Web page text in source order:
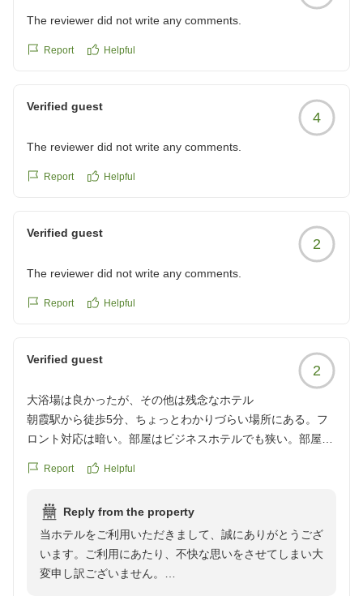
The reviewer did not write any comments.
Report Helpful
Verified guest
4
The reviewer did not write any comments.
Report Helpful
Verified guest
2
The reviewer did not write any comments.
Report Helpful
Verified guest
2
大浴場は良かったが、その他は残念なホテル
朝霞駅から徒歩5分、ちょっとわかりづらい場所にある。フ
ロント対応は暗い。部屋はビジネスホテルでも狭い。部屋に
お茶、コーヒーなし。フロントにもなし。セキュリティは入
必要。最上階の大浴場は良かったが、作務衣がここにしかな
い、のはどうして?しかも厚手で着心地悪し。ストレスはシ
ャワートイレ、長い説明書きを読み、その通り使っても作動
しない。
Report Helpful
Reply from the property
当ホテルをご利用いただきまして、誠にありがとうござ
います。ご利用にあたり、不快な思いをさせてしまい大
変申し訳ございません。